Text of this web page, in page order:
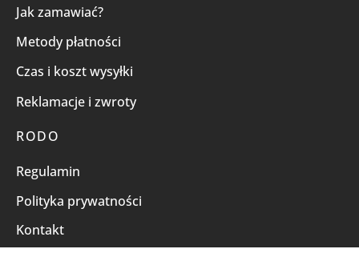
Jak zamawiać?
Metody płatności
Czas i koszt wysyłki
Reklamacje i zwroty
RODO
Regulamin
Polityka prywatności
Kontakt